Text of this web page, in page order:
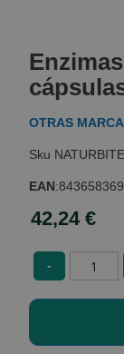
the
beginning
of
the
gallery
OTRAS
EAN:
42,24 €
-